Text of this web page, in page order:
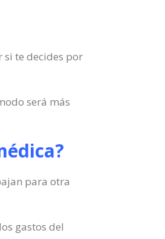
te decides por
será más
para otra
gastos del